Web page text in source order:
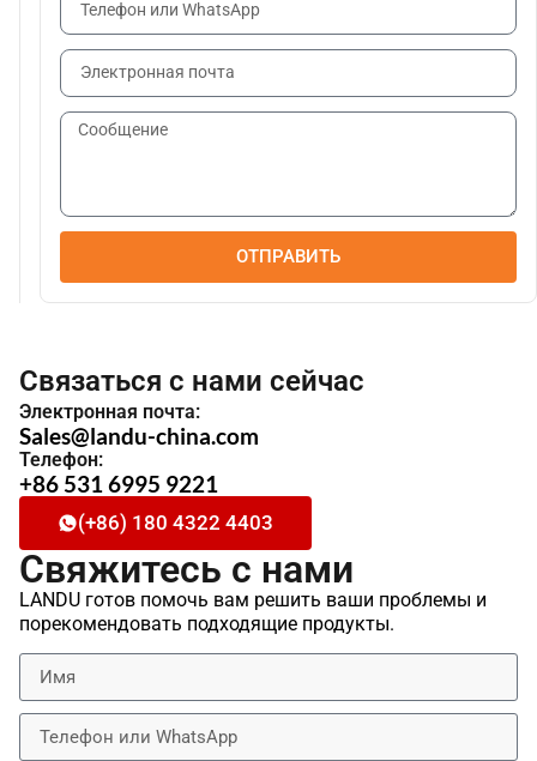
ОТПРАВИТЬ
Связаться с нами сейчас
Электронная почта:
Sales@landu-china.com
Телефон:
+86 531 6995 9221
(+86) 180 4322 4403
Свяжитесь с нами
LANDU готов помочь вам решить ваши проблемы и
порекомендовать подходящие продукты.